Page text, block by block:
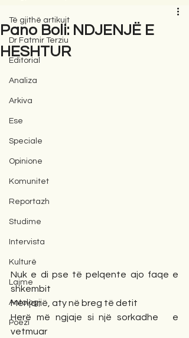
Të gjithë artikujt
Dr Fatmir Terziu
Editorial
Analiza
Arkiva
Ese
Speciale
Opinione
Komunitet
Reportazh
Studime
Intervista
Kulturë
Lajme
Antologji
Poezi
Pano Boli: NDJENJË E
HESHTUR
Nuk e di pse të pelqente ajo faqe e
shkembit
Menjanë, aty në breg të detit
Herë më ngjaje si një sorkadhe    e
vetmuar